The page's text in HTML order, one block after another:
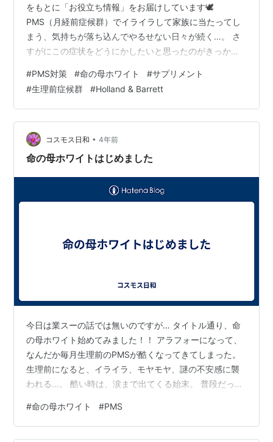
をもとに「お役立ち情報」をお届けしています🕊
PMS（月経前症候群）でイライラして家族に当たってし
まう、気持ちが落ち込んでやるせない日々が続く…。 さ
すがにこの症状をどうにかしたいと思ったのがきっかけ
ランド＆バレット）」に駆け込みました。 実はピルも考
えたのですが、オランダではピルを処方してもらうには
ホームドクター（huisarts）で相談してから処方、という
流れが必要。（日本も同じかな？） 「まずは軽めの方法
で試したい」と思い、今回はPMS対策サプリから始めて
みること…
#PMS対策 #命の母ホワイト #サプリメント
#生理前症候群 #Holland & Barrett
コスモス日和 • 4年前
命の母ホワイトはじめました
今日は業スーの話では無いのですが… タイトル通り、命
の母ホワイト始めてみました！！ アラフォーになって、
なんだか毎月生理前のPMSが酷くなってきてしまった。
生理前になると、イライラ、モヤモヤ、謎の不安感に襲
われる…。 酷い時は、涙まで出てくる始末。 普段だった
性ホルモン恐るべしっ！！ なんて感じていて。 そして、
生理痛もなんだか酷くなってきたし。 最近は、生理2日
#命の母ホワイト #PMS